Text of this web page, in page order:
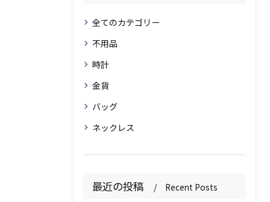
全てのカテゴリー
不用品
時計
金貨
バッグ
ネックレス
最近の投稿 Recent Posts